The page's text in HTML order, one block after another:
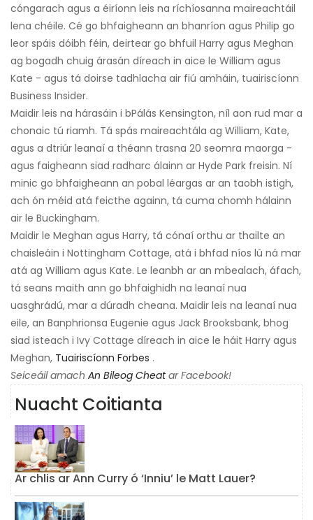
cóngarach agus a éiríonn leis na ríchíosanna maireachtáil
lena chéile. Cé go bhfaigheann an bhanríon agus Philip go
leor spáis dóibh féin, deirtear go bhfuil Harry agus Meghan
ag bogadh chuig árasán díreach in aice le William agus
Kate - agus tá doirse tadhlacha air fiú amháin, tuairiscíonn
Business Insider.
Maidir leis na hárasáin i bPálás Kensington, níl aon rud mar a
chonaic tú riamh. Tá spás maireachtála ag William, Kate,
agus a dtriúr leanaí a théann trasna 20 seomra maorga -
agus faigheann siad radharc álainn ar Hyde Park freisin. Ní
minic go bhfaigheann an pobal léargas ar an taobh istigh,
ach ón méid atá feicthe againn, tá cuma chomh hálainn
air le Buckingham.
Maidir le Meghan agus Harry, tá cónaí orthu ar thailte an
chaisleáin i Nottingham Cottage, atá i bhfad níos lú ná mar
atá ag William agus Kate. Le leanbh ar an mbealach, áfach,
tá seans maith ann go bhfaighidh na leanaí nua
uasghrádú, mar a dúradh cheana. Maidir leis na leanaí nua
eile, an Banphrionsa Eugenie agus Jack Brooksbank, bhog
siad isteach i Ivy Cottage díreach in aice le háit Harry agus
Meghan, Tuairiscíonn Forbes .
Seiceáil amach An Bileog Cheatar Facebook!
Nuacht Coitianta
Ar chlis ar Ann Curry ó ‘Inniu’ le Matt Lauer?